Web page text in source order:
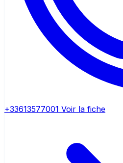
+33613577001 Voir la fiche